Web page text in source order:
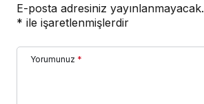
E-posta adresiniz yayınlanmayacak.
* ile işaretlenmişlerdir
Yorumunuz *